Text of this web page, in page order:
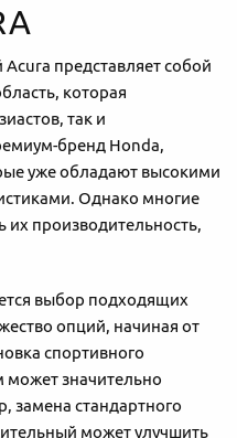
представляет собой
которая
так и
бренд Honda,
уже обладают высокими
Однако многие
их производительность,
выбор подходящих
опций, начиная от
спортивного
может значительно
замена стандартного
может улучшить